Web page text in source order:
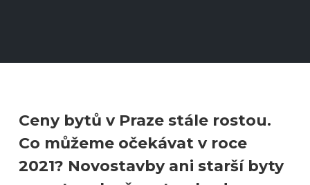
Ceny bytů v Praze stále rostou.
Co můžeme očekávat v roce
2021? Novostavby ani starší byty